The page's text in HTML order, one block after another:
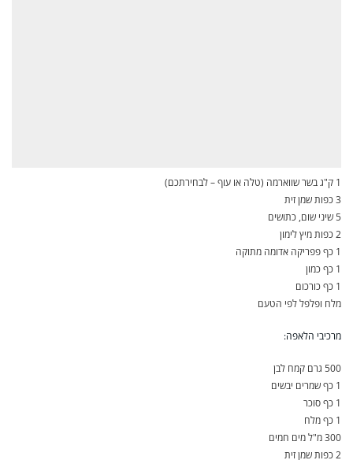
1 ק"ג בשר שווארמה (טלה או עוף – לבחירתכם)
3 כפות שמן זית
5 שיני שום, כתושים
2 כפות מיץ לימון
1 כף פפריקה אדומה מתוקה
1 כף כמון
1 כף כורכום
מלח ופלפל לפי הטעם
מרכיבי הלאפה:
500 גרם קמח לבן
1 כף שמרים יבשים
1 כף סוכר
1 כף מלח
300 מ"ל מים חמים
2 כפות שמן זית